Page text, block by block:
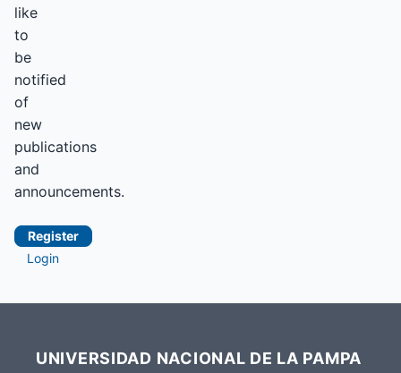
like
to
be
notified
of
new
publications
and
announcements.
Register
Login
UNIVERSIDAD NACIONAL DE LA PAMPA